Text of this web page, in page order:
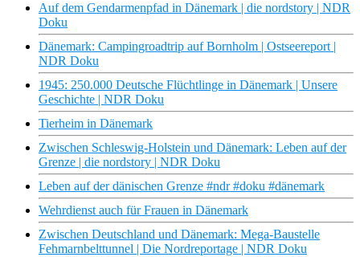
Auf dem Gendarmenpfad in Dänemark | die nordstory | NDR
Doku
Dänemark: Campingroadtrip auf Bornholm | Ostseereport |
NDR Doku
1945: 250.000 Deutsche Flüchtlinge in Dänemark | Unsere
Geschichte | NDR Doku
Tierheim in Dänemark
Zwischen Schleswig-Holstein und Dänemark: Leben auf der
Grenze | die nordstory | NDR Doku
Leben auf der dänischen Grenze #ndr #doku #dänemark
Wehrdienst auch für Frauen in Dänemark
Zwischen Deutschland und Dänemark: Mega-Baustelle
Fehmarnbelttunnel | Die Nordreportage | NDR Doku